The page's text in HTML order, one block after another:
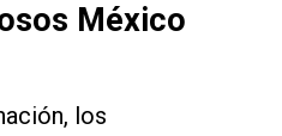
México
los